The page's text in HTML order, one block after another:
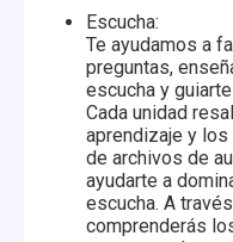
Escucha:
Te ayudamos a
preguntas,
escucha y
Cada unidad
aprendizaje y los
de archivos de
ayudarte a
escucha. A
comprenderás